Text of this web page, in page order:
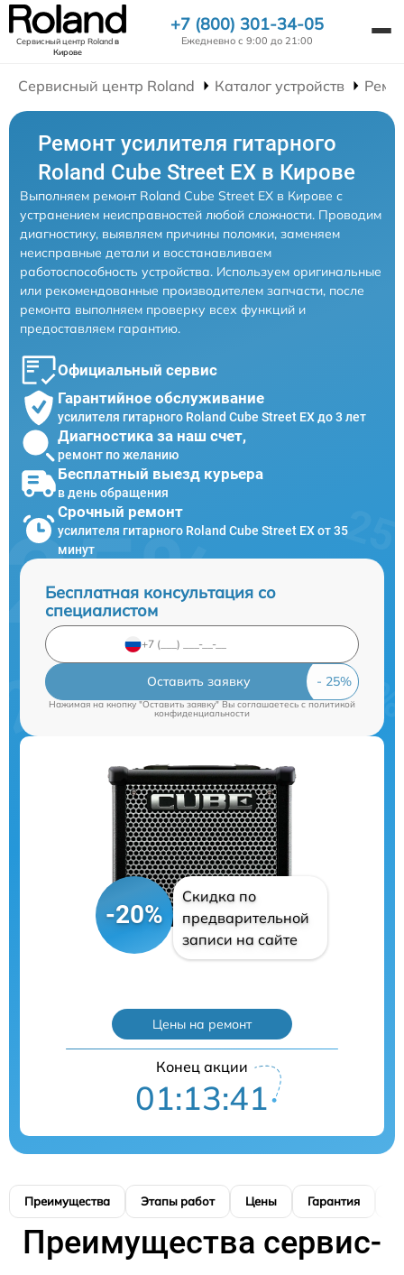
Сервисный центр Rolandв
Кирове
+7 (800) 301-34-05
Ежедневно с 9:00 до 21:00
Сервисный центр Roland Каталог устройств
Ремонт усилителя гитарного
Roland Cube Street EX в Кирове
Выполняем ремонт Roland Cube Street EX в Кирове с
устранением неисправностей любой сложности. Проводим
диагностику, выявляем причины поломки, заменяем
неисправные детали и восстанавливаем
работоспособность устройства. Используем оригинальные
или рекомендованные производителем запчасти, после
ремонта выполняем проверку всех функций и
предоставляем гарантию.
Официальный сервис
Гарантийное обслуживание
усилителя гитарного Roland Cube Street EX до 3 лет
Диагностика за наш счет,
ремонт по желанию
Бесплатный выезд курьера
в день обращения
Срочный ремонт
усилителя гитарного Roland Cube Street EX от 35
минут
Бесплатная консультация со
специалистом
Оставить заявку
Нажимая на кнопку "Оставить заявку" Вы соглашаетесь cполитикой
конфиденциальности
-20%
Скидка по
предварительной
записи на сайте
Цены на ремонт
Конец акции
01:13:40
Преимущества Этапы работ Цены Гарантия
Преимущества сервис-